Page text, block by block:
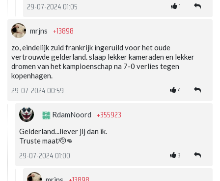
29-07-2024 01:05 1
mrjns +13898
zo, eindelijk zuid frankrijk ingeruild voor het oude
vertrouwde gelderland. slaap lekker kameraden en lekker
dromen van het kampioenschap na 7-0 verlies tegen
kopenhagen.
29-07-2024 00:59 4
RdamNoord +355923
Gelderland...liever jij dan ik.
Truste maat🫡👊
29-07-2024 01:00 3